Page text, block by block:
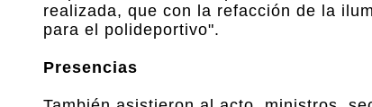
realizada, que con la refacción de la
para el polideportivo".
Presencias